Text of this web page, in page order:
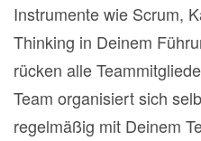
Instrumente wie Scrum,
Thinking in Deinem
rücken alle
Team organisiert sich
regelmäßig mit Deinem